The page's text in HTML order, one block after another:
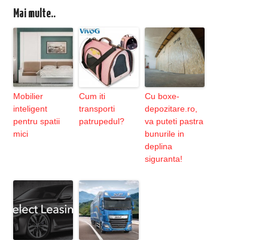
Mai multe..
Mobilier
inteligent
pentru spatii
mici
Cum iti
transporti
patrupedul?
Cu boxe-
depozitare.ro,
va puteti pastra
bunurile in
deplina
siguranta!